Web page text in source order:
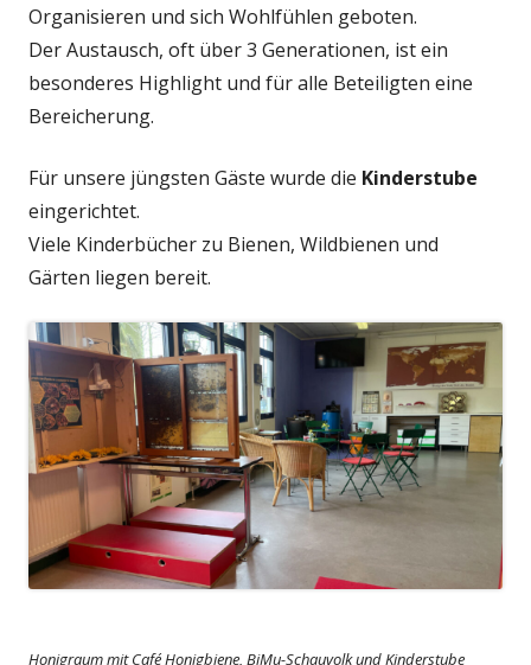
Organisieren und sich Wohlfühlen geboten.
Der Austausch, oft über 3 Generationen, ist ein
besonderes Highlight und für alle Beteiligten eine
Bereicherung.
Für unsere jüngsten Gäste wurde die Kinderstube
eingerichtet.
Viele Kinderbücher zu Bienen, Wildbienen und
Gärten liegen bereit.
Honigraum mit Café Honigbiene, BiMu-Schauvolk und Kinderstube